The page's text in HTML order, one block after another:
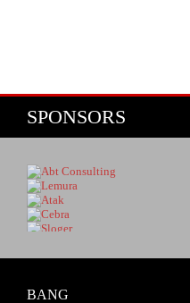
SPONSORS
BANG